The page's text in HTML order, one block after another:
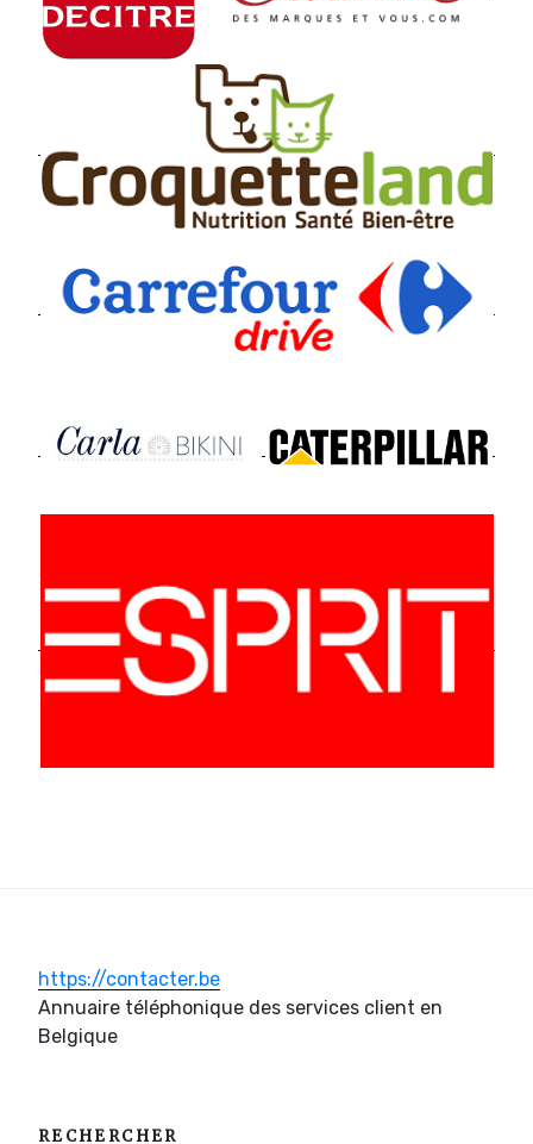
https://contacter.be
Annuaire téléphonique des services client en
Belgique
RECHERCHER